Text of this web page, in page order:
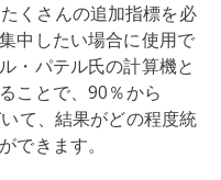
くさんの追加指標を必
中したい場合に使用で
・パテル氏の計算機と
ことで、90％から
て、結果がどの程度統
できます。